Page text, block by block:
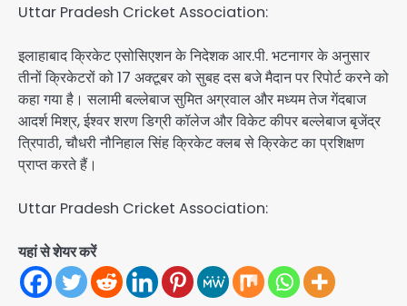
Uttar Pradesh Cricket Association:
इलाहाबाद क्रिकेट एसोसिएशन के निदेशक आर.पी. भटनागर के अनुसार
तीनों क्रिकेटरों को 17 अक्टूबर को सुबह दस बजे मैदान पर रिपोर्ट करने को
कहा गया है। सलामी बल्लेबाज सुमित अग्रवाल और मध्यम तेज गेंदबाज
आदर्श मिश्र, ईश्वर शरण डिग्री कॉलेज और विकेट कीपर बल्लेबाज बृजेंद्र
त्रिपाठी, चौधरी नौनिहाल सिंह क्रिकेट क्लब से क्रिकेट का प्रशिक्षण
प्राप्त करते हैं।
Uttar Pradesh Cricket Association:
यहां से शेयर करें